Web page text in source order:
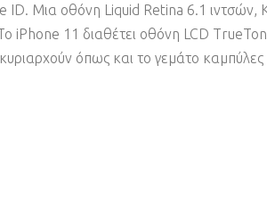
ID. Μια οθόνη Liquid Retina 6.1 ιντσών,
iPhone 11 διαθέτει οθόνη LCD
όπως και το γεμάτο καμπύλες